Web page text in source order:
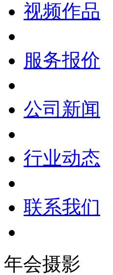
视频作品
服务报价
公司新闻
行业动态
联系我们
年会摄影